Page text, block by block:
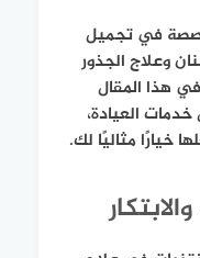
في تجميل
وعلاج الجذور
هذا المقال
العيادة،
خيارًا مثاليًا لك.